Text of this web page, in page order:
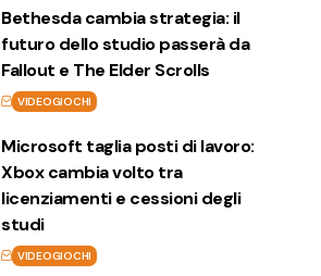
Bethesda cambia strategia: il
futuro dello studio passerà da
Fallout e The Elder Scrolls
VIDEOGIOCHI
Microsoft taglia posti di lavoro:
Xbox cambia volto tra
licenziamenti e cessioni degli
studi
VIDEOGIOCHI